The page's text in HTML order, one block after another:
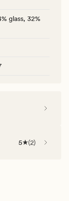
glass, 32%
5 (2)